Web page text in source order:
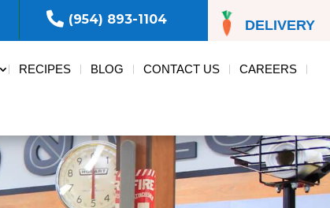
DELIVERY
 (954) 893-1104
RECIPES BLOG CONTACT US CAREERS